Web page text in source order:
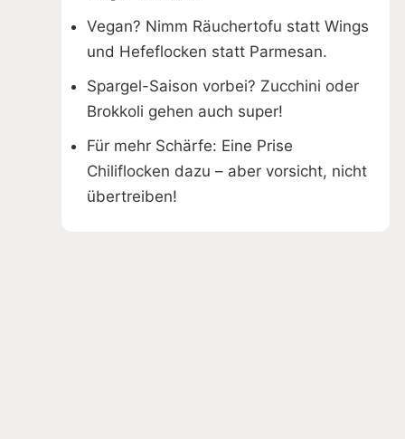
Vegan? Nimm Räuchertofu statt Wings
und Hefeflocken statt Parmesan.
Spargel-Saison vorbei? Zucchini oder
Brokkoli gehen auch super!
Für mehr Schärfe: Eine Prise
Chiliflocken dazu – aber vorsicht, nicht
übertreiben!